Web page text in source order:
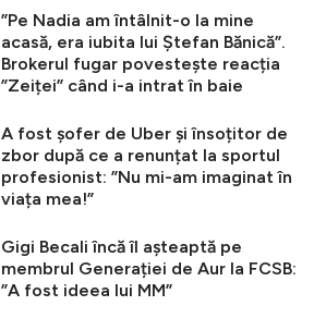
”Pe Nadia am întâlnit-o la mine
acasă, era iubita lui Ștefan Bănică”.
Brokerul fugar povestește reacția
”Zeiței” când i-a intrat în baie
A fost șofer de Uber și însoțitor de
zbor după ce a renunțat la sportul
profesionist: ”Nu mi-am imaginat în
viața mea!”
Gigi Becali încă îl așteaptă pe
membrul Generației de Aur la FCSB:
”A fost ideea lui MM”